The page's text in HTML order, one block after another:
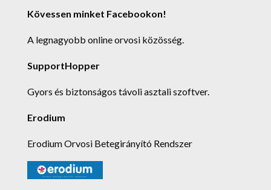
Kövessen minket Facebookon!
A legnagyobb online orvosi közösség.
SupportHopper
Gyors és biztonságos távoli asztali szoftver.
Erodium
Erodium Orvosi Betegirányító Rendszer